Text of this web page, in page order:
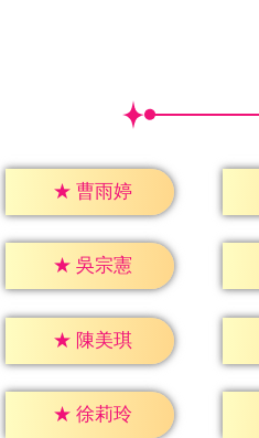
★ 曹雨婷
★ 吳宗憲
★ 陳美琪
★ 徐莉玲